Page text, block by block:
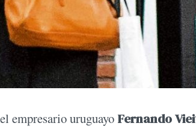
empresario uruguayo Fernando